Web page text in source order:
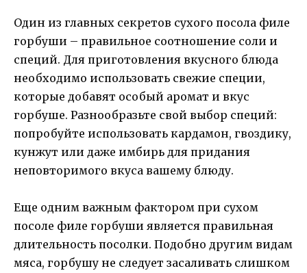
Один из главных секретов сухого посола филе
горбуши – правильное соотношение соли и
специй. Для приготовления вкусного блюда
необходимо использовать свежие специи,
которые добавят особый аромат и вкус
горбуше. Разнообразьте свой выбор специй:
попробуйте использовать кардамон, гвоздику,
кунжут или даже имбирь для придания
неповторимого вкуса вашему блюду.
Еще одним важным фактором при сухом
посоле филе горбуши является правильная
длительность посолки. Подобно другим видам
мяса, горбушу не следует засаливать слишком